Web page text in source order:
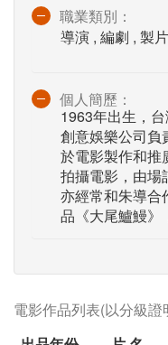
職業類別：
導演 , 編劇 , 製
個人簡歷：
1963年出生，
創意娛樂公司負
於電影製作和推
拍攝電影，由場
亦經常和朱導合
品《大尾鱸鰻》
電影作品列表(以分級證